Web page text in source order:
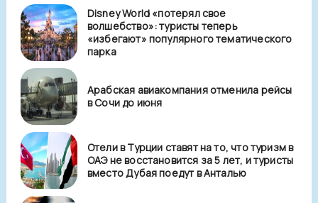
Disney World «потерял свое
волшебство»: туристы теперь
«избегают» популярного тематического
парка
Арабская авиакомпания отменила рейсы
в Сочи до июня
Отели в Турции ставят на то, что туризм в
ОАЭ не восстановится за 5 лет, и туристы
вместо Дубая поедут в Анталью